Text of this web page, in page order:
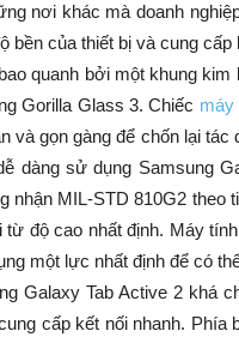
nơi khác mà doanh
bền của thiết bị và cung
quanh bởi một khung
Gorilla Glass 3. Chiếc máy
và gọn gàng để chốn lại
dàng sử dụng Samsung
nhận MIL-STD 810G2 theo
độ cao nhất định. Máy
một lực nhất định để có
Galaxy Tab Active 2 khá
cấp kết nối nhanh. Phía